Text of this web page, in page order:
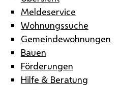
Meldeservice
Wohnungssuche
Gemeindewohnungen
Bauen
Förderungen
Hilfe & Beratung